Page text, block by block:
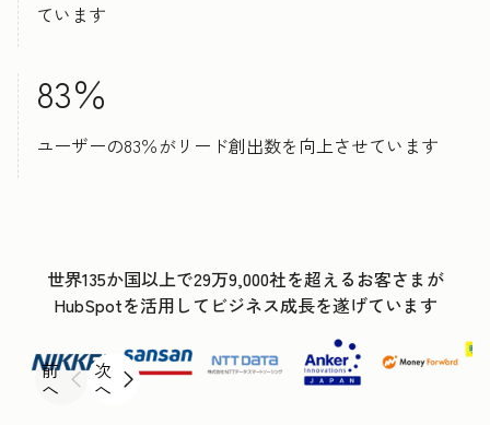
ています
83％
ユーザーの83％がリード創出数を向上させています
世界135か国以上で29万9,000社を超えるお客さまが
HubSpotを活用してビジネス成長を遂げています
前
へ
次
へ